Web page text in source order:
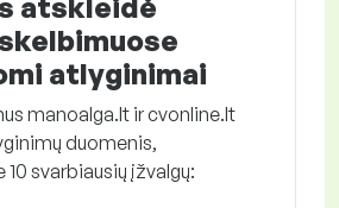
atlyginimai
manoalga.lt ir cvonline.lt
duomenis,
svarbiausių įžvalgų: